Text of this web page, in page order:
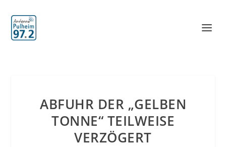
ABFUHR DER „GELBEN
TONNE“ TEILWEISE
VERZÖGERT